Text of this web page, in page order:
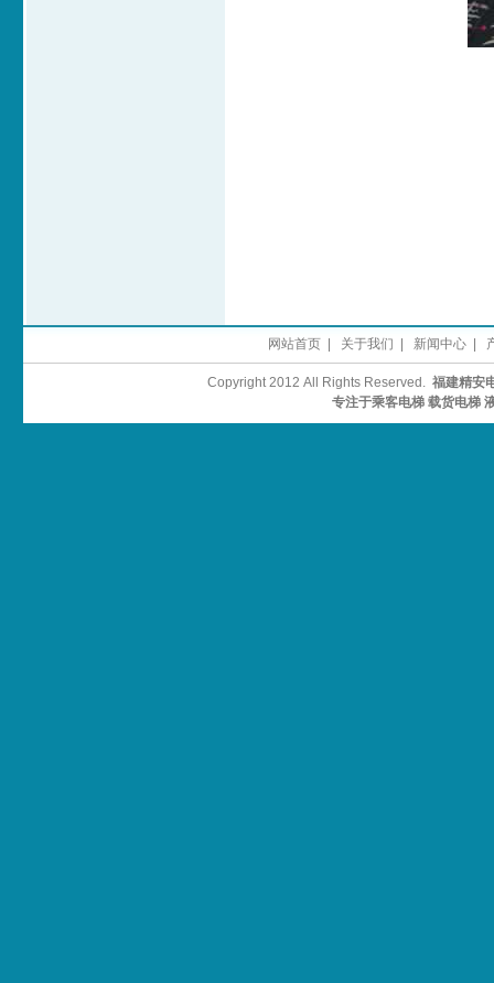
网站首页| 关于我们 新闻中心|
Copyright 2012 All Rights Reserved. 福建精安
专注于乘客电梯 载货电梯